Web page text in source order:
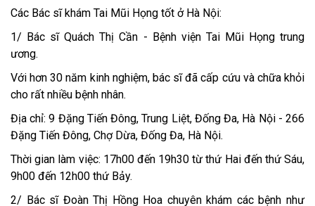
Các Bác sĩ khám Tai Mũi Họng tốt ở Hà Nội:
1/ Bác sĩ Quách Thị Cần - Bệnh viện Tai Mũi Họng trung
ương.
Với hơn 30 năm kinh nghiệm, bác sĩ đã cấp cứu và chữa khỏi
cho rất nhiều bệnh nhân.
Địa chỉ: 9 Đặng Tiến Đông, Trung Liệt, Đống Đa, Hà Nội - 266
Đặng Tiến Đông, Chợ Dừa, Đống Đa, Hà Nội.
Thời gian làm việc: 17h00 đến 19h30 từ thứ Hai đến thứ Sáu,
9h00 đến 12h00 thứ Bảy.
2/ Bác sĩ Đoàn Thị Hồng Hoa chuyên khám các bệnh như